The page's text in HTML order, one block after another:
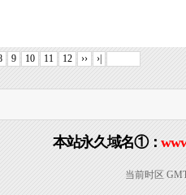
9 10 11 12 ›› ›|
本站永久域名①：
当前时区